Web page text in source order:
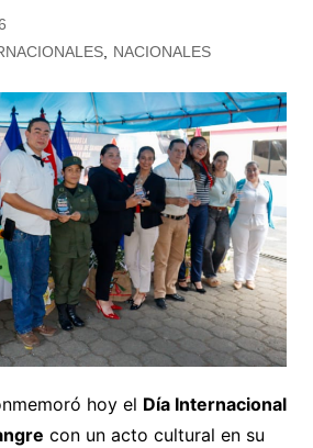
, NACIONALES
hoy el Día Internacional
con un acto cultural en su